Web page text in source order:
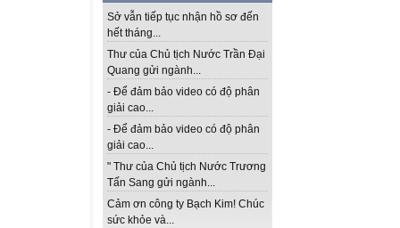
Sở vẫn tiếp tục nhận hồ sơ đến
hết tháng...
Thư của Chủ tịch Nước Trần Đại
Quang gửi ngành...
- Để đảm bảo video có độ phân
giải cao...
- Để đảm bảo video có độ phân
giải cao...
" Thư của Chủ tịch Nước Trương
Tấn Sang gửi ngành...
Cảm ơn công ty Bạch Kim! Chúc
sức khỏe và...